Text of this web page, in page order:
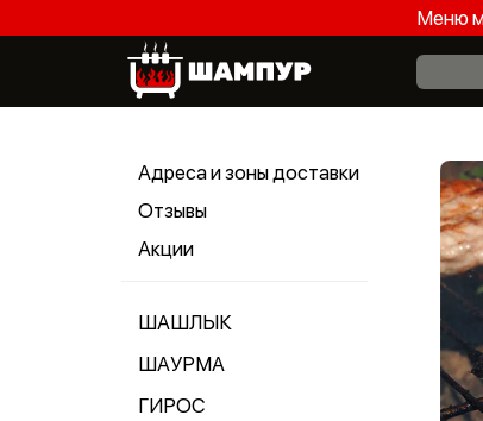
Меню
Адреса и зоны доставки
Отзывы
Акции
ШАШЛЫК
ШАУРМА
ГИРОС